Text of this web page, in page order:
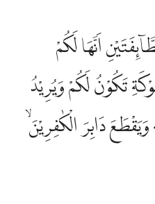
اَنَّهَا لَكُمْ
تَكُوْنُ لَكُمْ وَيُرِيْدُ
دَابِرَ الْكٰفِرِيْنَۙ